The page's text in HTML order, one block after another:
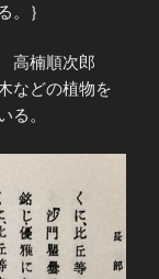
。｝
高楠順次郎
などの植物を
る。